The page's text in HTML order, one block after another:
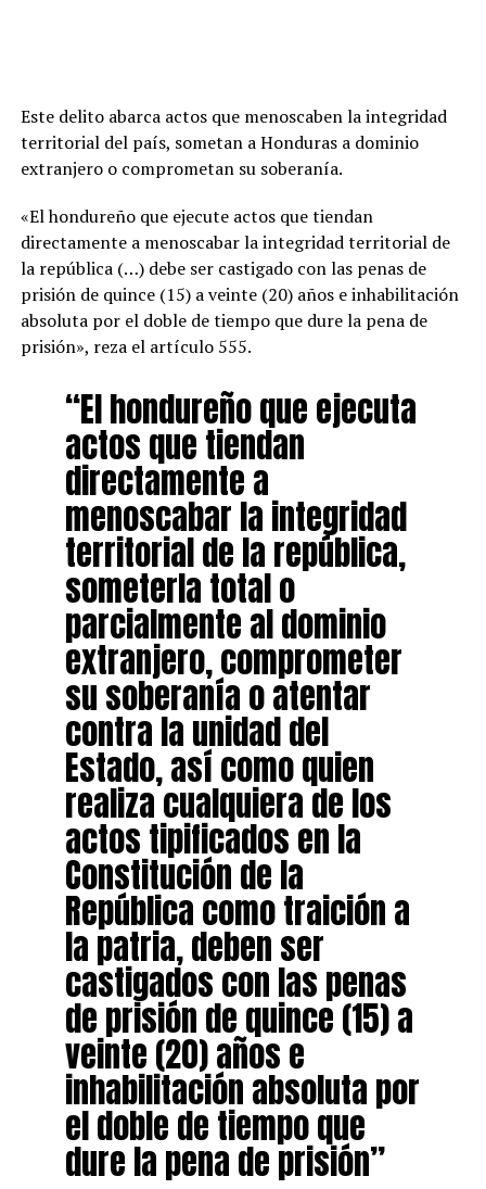
Este delito abarca actos que menoscaben la integridad
territorial del país, sometan a Honduras a dominio
extranjero o comprometan su soberanía.
«El hondureño que ejecute actos que tiendan
directamente a menoscabar la integridad territorial de
la república (…) debe ser castigado con las penas de
prisión de quince (15) a veinte (20) años e inhabilitación
absoluta por el doble de tiempo que dure la pena de
prisión», reza el artículo 555.
“El hondureño que ejecuta
actos que tiendan
directamente a
menoscabar la integridad
territorial de la república,
someterla total o
parcialmente al dominio
extranjero, comprometer
su soberanía o atentar
contra la unidad del
Estado, así como quien
realiza cualquiera de los
actos tipificados en la
Constitución de la
República como traición a
la patria, deben ser
castigados con las penas
de prisión de quince (15) a
veinte (20) años e
inhabilitación absoluta por
el doble de tiempo que
dure la pena de prisión”